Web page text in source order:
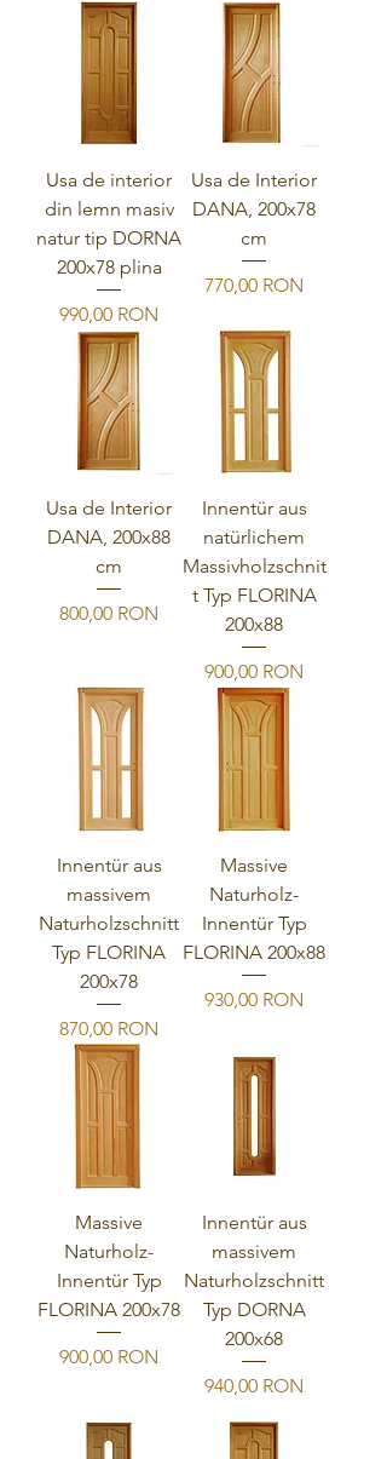
Usa de interior
din lemn masiv
natur tip DORNA
200x78 plina
Preis
990,00 RON
Usa de Interior
DANA, 200x78
cm
Preis
770,00 RON
Usa de Interior
DANA, 200x88
cm
Preis
800,00 RON
Innentür aus
natürlichem
Massivholzschnit
t Typ FLORINA
200x88
Preis
900,00 RON
Innentür aus
massivem
Naturholzschnitt
Typ FLORINA
200x78
Preis
870,00 RON
Massive
Naturholz-
Innentür Typ
FLORINA 200x88
Preis
930,00 RON
Massive
Naturholz-
Innentür Typ
FLORINA 200x78
Preis
900,00 RON
Innentür aus
massivem
Naturholzschnitt
Typ DORNA
200x68
Preis
940,00 RON